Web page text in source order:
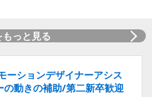
っと見る
ーションデザイナーアシス
動きの補助/第二新卒歓迎